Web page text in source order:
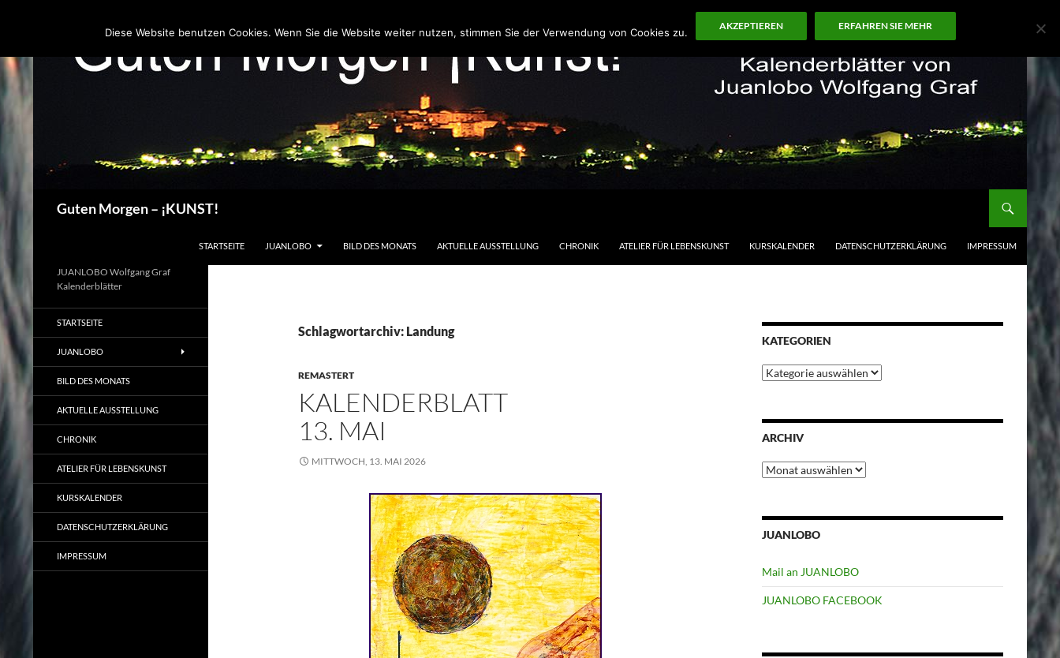
Guten Morgen – ¡KUNST!
STARTSEITE JUANLOBO BILD DES MONATS AKTUELLE AUSSTELLUNG CHRONIK ATELIER FÜR LEBENSKUNST KURSKALENDER DATENSCHUTZERKLÄRUNG IMPRESSUM
Schlagwortarchiv: Landung
REMASTERT
KALENDERBLATT
13. MAI
MITTWOCH, 13. MAI 2026
KATEGORIEN
Kategorien
ARCHIV
Archiv
JUANLOBO
Mail an JUANLOBO
JUANLOBO FACEBOOK
JUANLOBO Wolfgang Graf
Kalenderblätter
STARTSEITE
JUANLOBO
BILD DES MONATS
AKTUELLE AUSSTELLUNG
CHRONIK
ATELIER FÜR LEBENSKUNST
KURSKALENDER
DATENSCHUTZERKLÄRUNG
IMPRESSUM
Diese Website benutzen Cookies. Wenn Sie die Website weiter nutzen, stimmen Sie der Verwendung von Cookies zu.
AKZEPTIEREN ERFAHREN SIE MEHR